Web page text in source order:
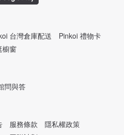
台灣倉庫配送
Pinkoi 禮物卡
櫥窗
問與答
服務條款
隱私權政策